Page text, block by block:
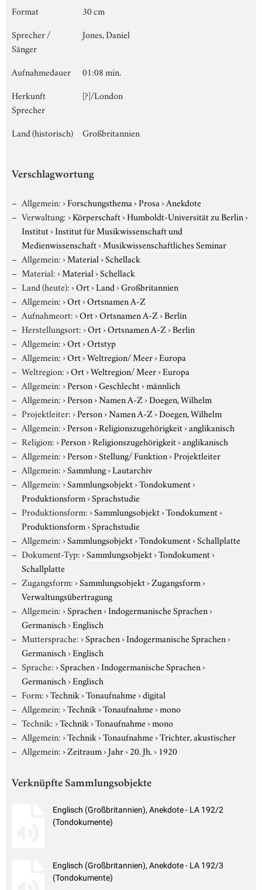
Format
30 cm
Sprecher /
Sänger
Jones, Daniel
Aufnahmedauer
01:08 min.
Herkunft
Sprecher
[?]/London
Land (historisch) Großbritannien
Verschlagwortung
Allgemein:›Forschungsthema›Prosa›Anekdote
Verwaltung:›Körperschaft›Humboldt-Universität zu Berlin›
Institut›Institut für Musikwissenschaft und
Medienwissenschaft›Musikwissenschaftliches Seminar
Allgemein:›Material›Schellack
Material:›Material›Schellack
Land (heute):›Ort›Land›Großbritannien
Allgemein:›Ort›Ortsnamen A-Z
Aufnahmeort:›Ort›Ortsnamen A-Z›Berlin
Herstellungsort:›Ort›Ortsnamen A-Z›Berlin
Allgemein:›Ort›Ortstyp
Allgemein:›Ort›Weltregion/ Meer›Europa
Weltregion:›Ort›Weltregion/ Meer›Europa
Allgemein:›Person›Geschlecht›männlich
Allgemein:›Person›Namen A-Z›Doegen, Wilhelm
Projektleiter:›Person›Namen A-Z›Doegen, Wilhelm
Allgemein:›Person›Religionszugehörigkeit›anglikanisch
Religion:›Person›Religionszugehörigkeit›anglikanisch
Allgemein:›Person›Stellung/ Funktion›Projektleiter
Allgemein:›Sammlung›Lautarchiv
Allgemein:›Sammlungsobjekt›Tondokument›
Produktionsform›Sprachstudie
Produktionsform:›Sammlungsobjekt›Tondokument›
Produktionsform›Sprachstudie
Allgemein:›Sammlungsobjekt›Tondokument›Schallplatte
Dokument-Typ:›Sammlungsobjekt›Tondokument›
Schallplatte
Zugangsform:›Sammlungsobjekt›Zugangsform›
Verwaltungsübertragung
Allgemein:›Sprachen›Indogermanische Sprachen›
Germanisch›Englisch
Muttersprache:›Sprachen›Indogermanische Sprachen›
Germanisch›Englisch
Sprache:›Sprachen›Indogermanische Sprachen›
Germanisch›Englisch
Form:›Technik›Tonaufnahme›digital
Allgemein:›Technik›Tonaufnahme›mono
Technik:›Technik›Tonaufnahme›mono
Allgemein:›Technik›Tonaufnahme›Trichter, akustischer
Allgemein:›Zeitraum›Jahr›20. Jh.› 1920
Verknüpfte Sammlungsobjekte
Englisch (Großbritannien), Anekdote - LA 192/2
(Tondokumente)
Englisch (Großbritannien), Anekdote - LA 192/3
(Tondokumente)